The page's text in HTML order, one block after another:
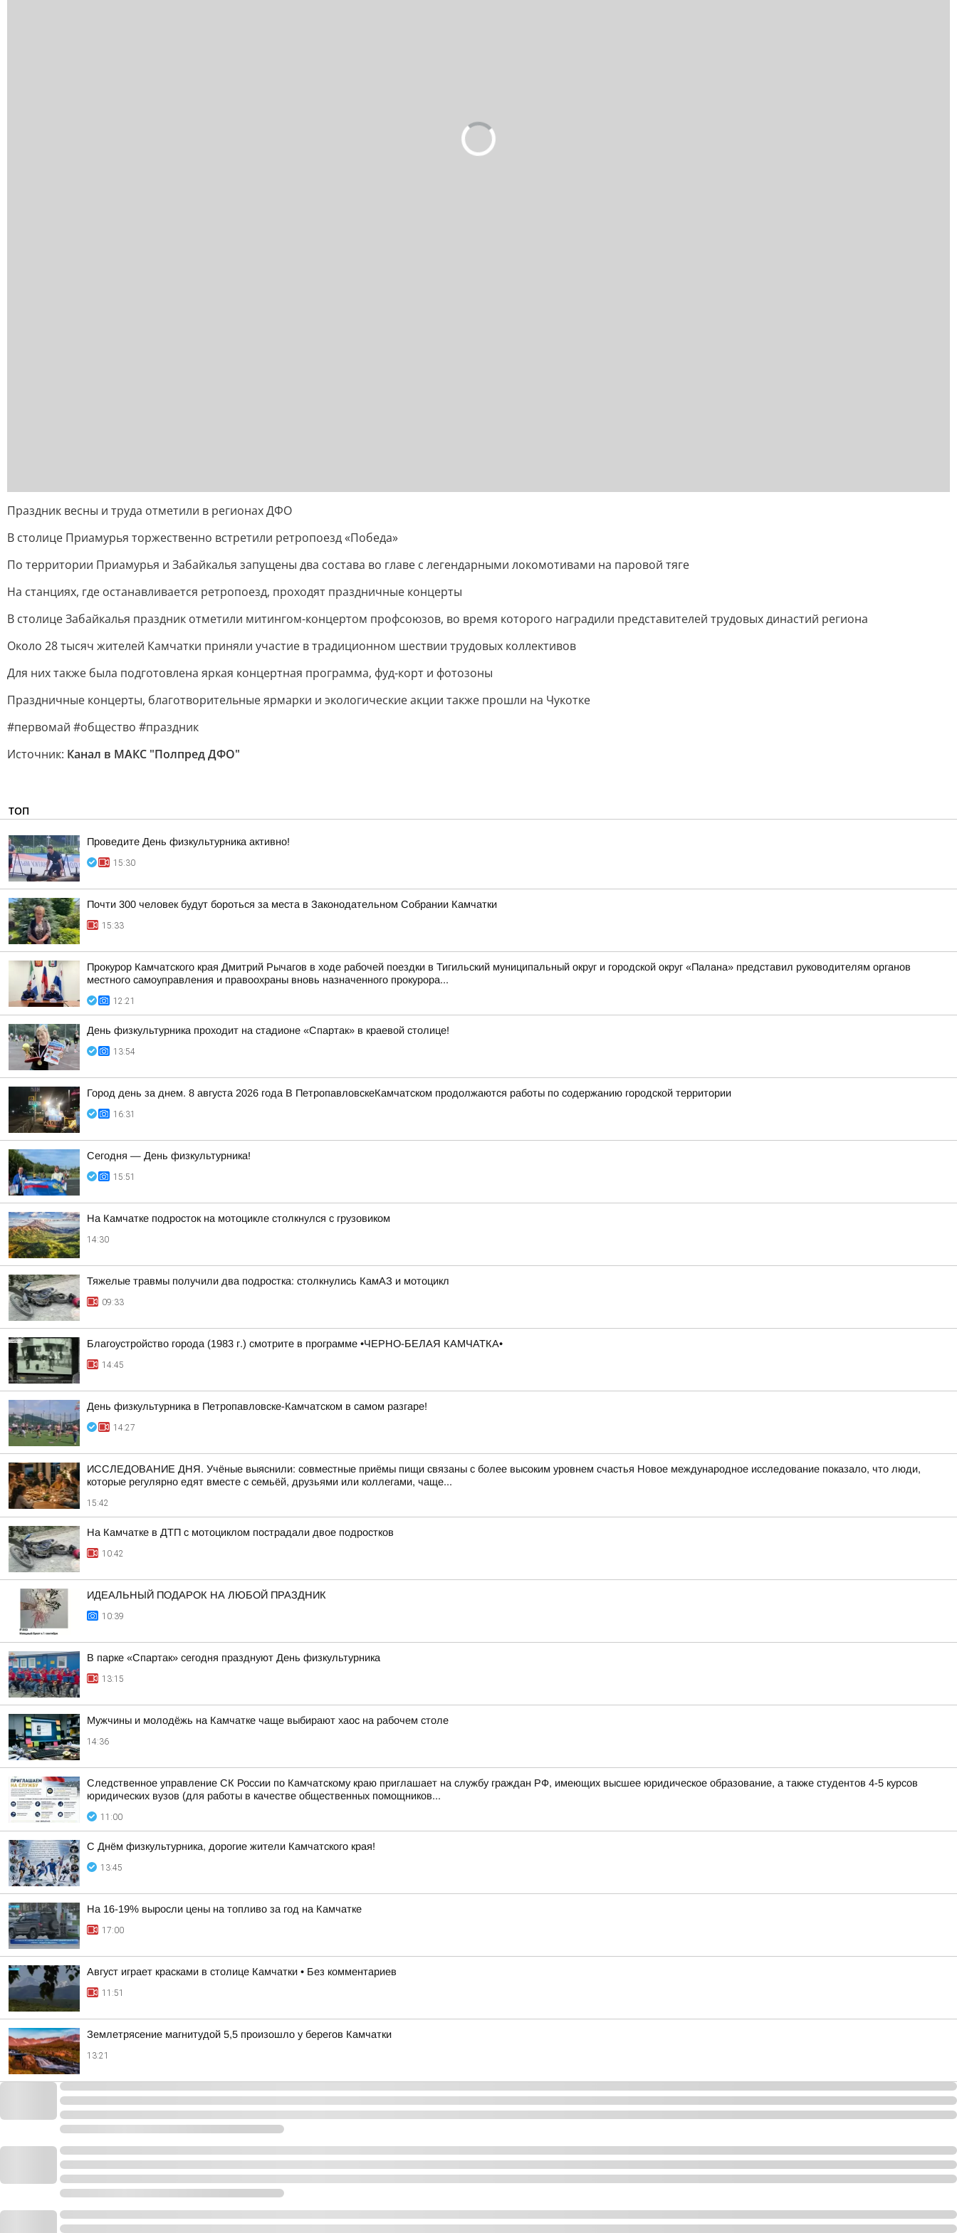
Праздник весны и труда отметили в регионах ДФО
В столице Приамурья торжественно встретили ретропоезд «Победа»
По территории Приамурья и Забайкалья запущены два состава во главе с легендарными локомотивами на паровой тяге
На станциях, где останавливается ретропоезд, проходят праздничные концерты
В столице Забайкалья праздник отметили митингом-концертом профсоюзов, во время которого наградили представителей трудовых династий региона
Около 28 тысяч жителей Камчатки приняли участие в традиционном шествии трудовых коллективов
Для них также была подготовлена яркая концертная программа, фуд-корт и фотозоны
Праздничные концерты, благотворительные ярмарки и экологические акции также прошли на Чукотке
#первомай #общество #праздник
Источник: Канал в МАКС "Полпред ДФО"
ТОП
Проведите День физкультурника активно!
15:30
Почти 300 человек будут бороться за места в Законодательном Собрании Камчатки
15:33
Прокурор Камчатского края Дмитрий Рычагов в ходе рабочей поездки в Тигильский муниципальный округ и городской округ «Палана» представил руководителям органов
местного самоуправления и правоохраны вновь назначенного прокурора...
12:21
День физкультурника проходит на стадионе «Спартак» в краевой столице!
13:54
Город день за днем. 8 августа 2026 года В ПетропавловскеКамчатском продолжаются работы по содержанию городской территории
16:31
Сегодня — День физкультурника!
15:51
На Камчатке подросток на мотоцикле столкнулся с грузовиком
14:30
Тяжелые травмы получили два подростка: столкнулись КамАЗ и мотоцикл
09:33
Благоустройство города (1983 г.) смотрите в программе •ЧЕРНО-БЕЛАЯ КАМЧАТКА•
14:45
День физкультурника в Петропавловске-Камчатском в самом разгаре!
14:27
ИССЛЕДОВАНИЕ ДНЯ. Учёные выяснили: совместные приёмы пищи связаны с более высоким уровнем счастья Новое международное исследование показало, что люди,
которые регулярно едят вместе с семьёй, друзьями или коллегами, чаще...
15:42
На Камчатке в ДТП с мотоциклом пострадали двое подростков
10:42
ИДЕАЛЬНЫЙ ПОДАРОК НА ЛЮБОЙ ПРАЗДНИК
10:39
В парке «Спартак» сегодня празднуют День физкультурника
13:15
Мужчины и молодёжь на Камчатке чаще выбирают хаос на рабочем столе
14:36
Следственное управление СК России по Камчатскому краю приглашает на службу граждан РФ, имеющих высшее юридическое образование, а также студентов 4-5 курсов
юридических вузов (для работы в качестве общественных помощников...
11:00
С Днём физкультурника, дорогие жители Камчатского края!
13:45
На 16-19% выросли цены на топливо за год на Камчатке
17:00
Август играет красками в столице Камчатки • Без комментариев
11:51
Землетрясение магнитудой 5,5 произошло у берегов Камчатки
13:21